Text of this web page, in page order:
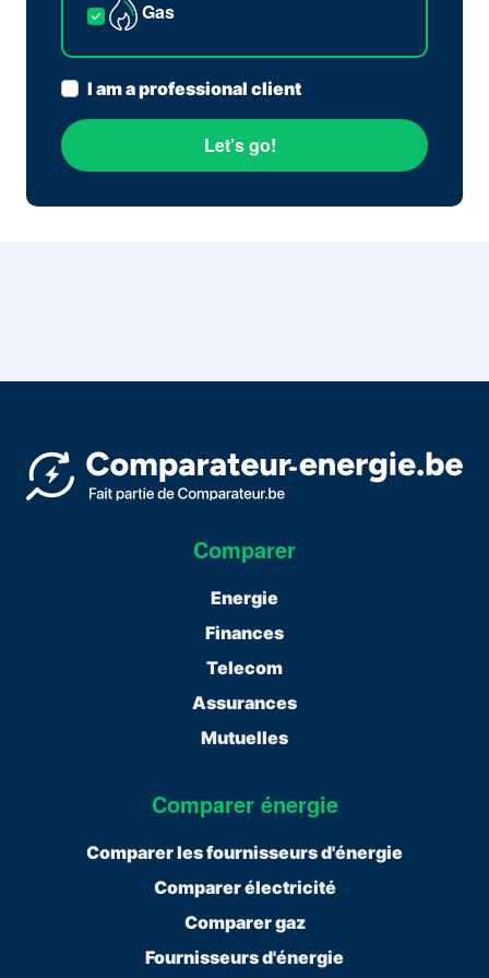
Gas
I am a professional client
Let’s go!
Comparer
Energie
Finances
Telecom
Assurances
Mutuelles
Comparer énergie
Comparer les fournisseurs d'énergie
Comparer électricité
Comparer gaz
Fournisseurs d'énergie